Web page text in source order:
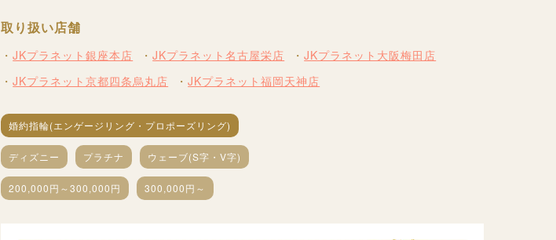
取り扱い店舗
JKプラネット銀座本店 JKプラネット名古屋栄店
JKプラネット大阪梅田店
JKプラネット京都四条烏丸店
JKプラネット福岡天神店
婚約指輪(エンゲージリング・プロポーズリング)
ディズニー プラチナ ウェーブ(S字・V字)
200,000円～300,000円 300,000円～